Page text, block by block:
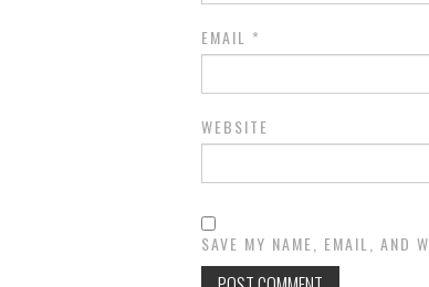
EMAIL *
WEBSITE
SAVE MY NAME, EMAIL, AND